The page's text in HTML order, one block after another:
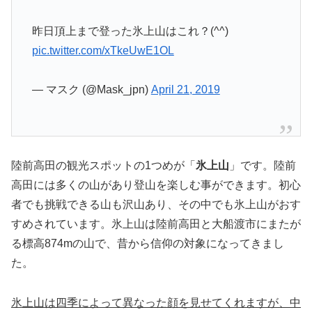
昨日頂上まで登った氷上山はこれ？(^^)
pic.twitter.com/xTkeUwE1OL
— マスク (@Mask_jpn) April 21, 2019
陸前高田の観光スポットの1つめが「 氷上山 」です。陸前
高田には多くの山があり登山を楽しむ事ができます。初心
者でも挑戦できる山も沢山あり、その中でも氷上山がおす
すめされています。氷上山は陸前高田と大船渡市にまたが
る標高874mの山で、昔から信仰の対象になってきまし
た。
氷上山は四季によって異なった顔を見せてくれますが、中